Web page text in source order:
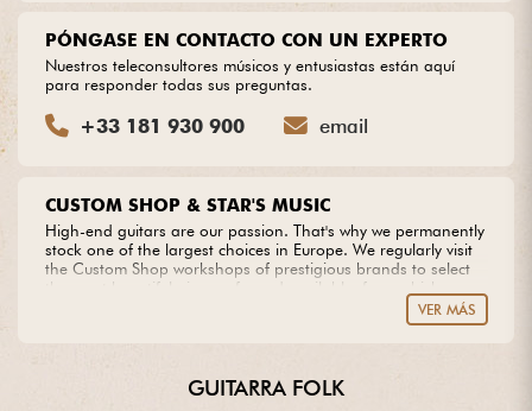
Ver nuestras marcas
CUSTOM SHOP & STAR'S MUSIC
High-end guitars are our passion. That's why we permanently
stock one of the largest choices in Europe. We regularly visit
the Custom Shop workshops of prestigious brands to select
the most beautiful pieces of wood available, from which we
create our own models. Do you dream of an extraordinary
guitar? Entrust us with your project with complete peace of
VER MÁS
PÓNGASE EN CONTACTO CON UN EXPERTO
Nuestros teleconsultores músicos y entusiastas están aquí
para responder todas sus preguntas.
+33 181 930 900 email
GUITARRA FOLK